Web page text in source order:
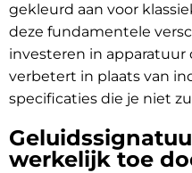
gekleurd aan voor
deze fundamentele
investeren in apparatuur
verbetert in plaats van
specificaties die je niet
werkelijk toe